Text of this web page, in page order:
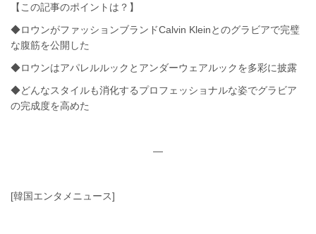
【この記事のポイントは？】
◆ロウンがファッションブランドCalvin Kleinとのグラビアで完璧
な腹筋を公開した
◆ロウンはアパレルルックとアンダーウェアルックを多彩に披露
◆どんなスタイルも消化するプロフェッショナルな姿でグラビア
の完成度を高めた
—
[韓国エンタメニュース]